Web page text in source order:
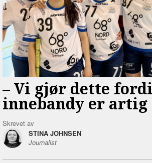
–⁠ Vi gjør dette
innebandy er artig
Skrevet av
STINA JOHNSEN
Journalist